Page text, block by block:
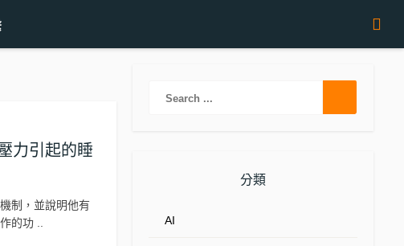
力引起的睡
制，並說明他有
的功 ..
分類
AI